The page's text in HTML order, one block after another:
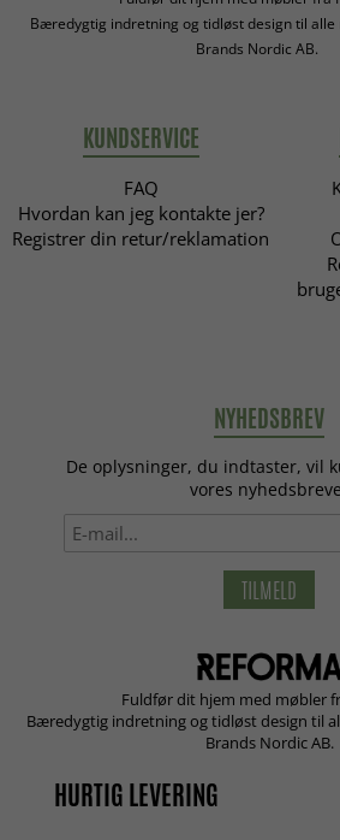
Bæredygtig indretning og tidløst design til alle
Brands Nordic AB.
KUNDSERVICE
FAQ
Hvordan kan jeg kontakte jer?
Registrer din retur/reklamation
NYHEDSBREV
De oplysninger, du indtaster, vil
vores
TILMELD
Fuldfør dit hjem med møbler
Bæredygtig indretning og tidløst design til
Brands Nordic AB.
HURTIG LEVERING